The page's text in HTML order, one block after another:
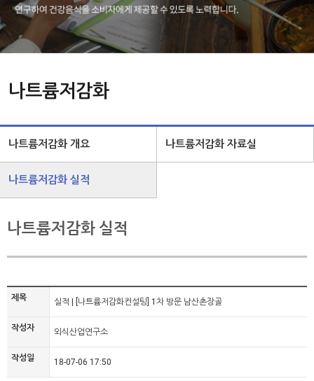
나트륨저감화
나트륨저감화 개요 나트륨저감화 자료실
나트륨저감화 실적
나트륨저감화 실적
제목 실적 | [나트륨저감화컨설팅] 1차 방문 남산촌장골
작성자 외식산업연구소
작성일 18-07-06 17:50